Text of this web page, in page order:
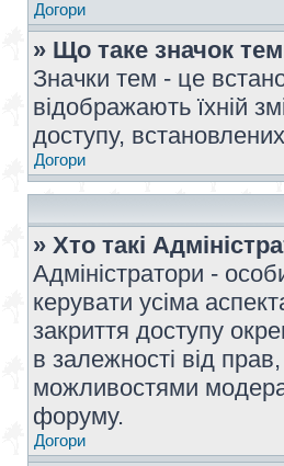
Догори
» Що таке значок
Значки тем - це
відображають їхній
доступу,
Догори
» Хто такі
Адміністратори -
керувати усіма
закриття доступу
в залежності від
можливостями
форуму.
Догори